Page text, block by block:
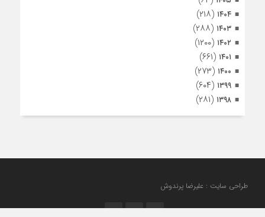
۱۴۰۴ (۲۱۸)
۱۴۰۳ (۲۸۸)
۱۴۰۲ (۱۲۰۰)
۱۴۰۱ (۶۶۱)
۱۴۰۰ (۲۷۳)
۱۳۹۹ (۶۰۴)
۱۳۹۸ (۲۸۱)
طراحی سایت : علیرضا پرندوش